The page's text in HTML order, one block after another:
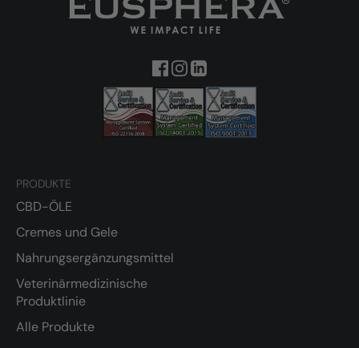
PRODUKTE
CBD-ÖLE
Cremes und Gele
Nahrungsergänzungsmittel
Veterinärmedizinische
Produktlinie
Alle Produkte